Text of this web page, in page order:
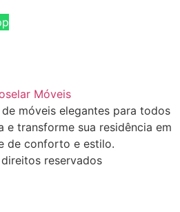
móveis elegantes para todos
e transforme sua residência em
de conforto e estilo.
reservados